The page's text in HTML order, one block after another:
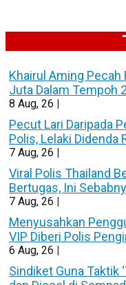
Khairul Aming Pecah
Juta Dalam Tempoh
8 Aug, 26 |
Pecut Lari Daripada
Polis, Lelaki Didenda
7 Aug, 26 |
Viral Polis Thailand
Bertugas, Ini
7 Aug, 26 |
Menyusahkan
VIP Diberi Polis
6 Aug, 26 |
Sindiket Guna Taktik